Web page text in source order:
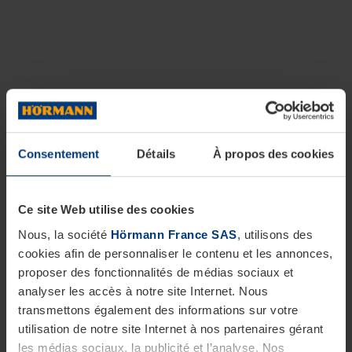
Consentement Détails À propos des cookies
Ce site Web utilise des cookies
Nous, la société Hörmann France SAS, utilisons des
cookies afin de personnaliser le contenu et les annonces,
proposer des fonctionnalités de médias sociaux et
analyser les accès à notre site Internet. Nous
transmettons également des informations sur votre
utilisation de notre site Internet à nos partenaires gérant
les médias sociaux, la publicité et l’analyse. Nos